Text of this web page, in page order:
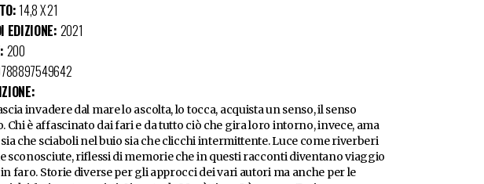
14,8 X 21
EDIZIONE: 2021
200
invadere dal mare lo ascolta, lo tocca, acquista un senso, il senso
Chi è affascinato dai fari e da tutto ciò che gira loro intorno, invece, ama
sia che sciaboli nel buio sia che clicchi intermittente. Luce come riverberi
sconosciute, riflessi di memorie che in questi racconti diventano viaggio
faro. Storie diverse per gli approcci dei vari autori ma anche per le